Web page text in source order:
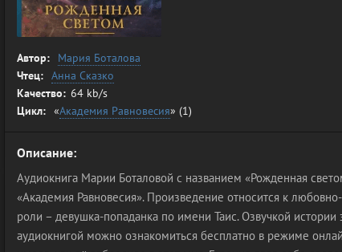
Автор:
Мария Боталова
Чтец: Анна Сказко
Качество: 64 kb/s
Цикл: «Академия Равновесия» (1)
Описание:
Аудиокнига Марии Боталовой с названием «Рожденная
«Академия Равновесия». Произведение относится к
роли – девушка-попаданка по имени Таис. Озвучкой истории
аудиокнигой можно ознакомиться бесплатно в режиме